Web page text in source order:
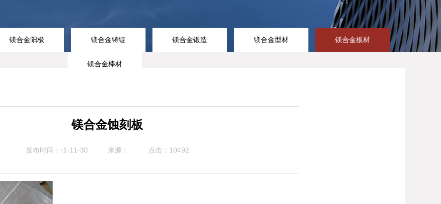
镁合金阳极 镁合金铸锭 镁合金锻造 镁合金型材 镁合金板材
镁合金棒材
镁合金蚀刻板
发布时间：-1-11-30 来源： 点击：10492